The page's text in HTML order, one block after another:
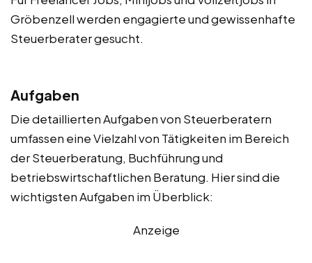
Gröbenzell werden engagierte und gewissenhafte
Steuerberater gesucht.
Aufgaben
Die detaillierten Aufgaben von Steuerberatern
umfassen eine Vielzahl von Tätigkeiten im Bereich
der Steuerberatung, Buchführung und
betriebswirtschaftlichen Beratung. Hier sind die
wichtigsten Aufgaben im Überblick:
Anzeige